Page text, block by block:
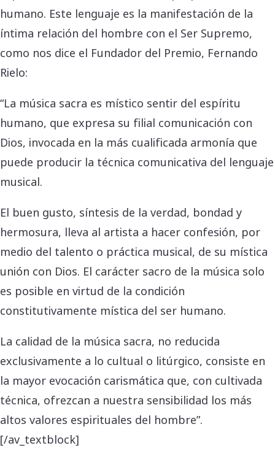
humano. Este lenguaje es la manifestación de la
íntima relación del hombre con el Ser Supremo,
como nos dice el Fundador del Premio, Fernando
Rielo:
“La música sacra es místico sentir del espíritu
humano, que expresa su filial comunicación con
Dios, invocada en la más cualificada armonía que
puede producir la técnica comunicativa del lenguaje
musical.
El buen gusto, síntesis de la verdad, bondad y
hermosura, lleva al artista a hacer confesión, por
medio del talento o práctica musical, de su mística
unión con Dios. El carácter sacro de la música solo
es posible en virtud de la condición
constitutivamente mística del ser humano.
La calidad de la música sacra, no reducida
exclusivamente a lo cultual o litúrgico, consiste en
la mayor evocación carismática que, con cultivada
técnica, ofrezcan a nuestra sensibilidad los más
altos valores espirituales del hombre”.
[/av_textblock]